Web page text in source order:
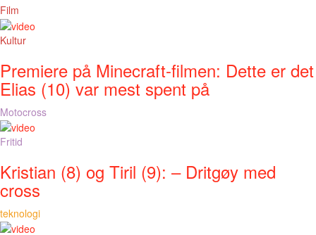
Film
Kultur
Premiere på Minecraft-filmen: Dette er det
Elias (10) var mest spent på
Motocross
Fritid
Kristian (8) og Tiril (9): – Dritgøy med
cross
teknologi